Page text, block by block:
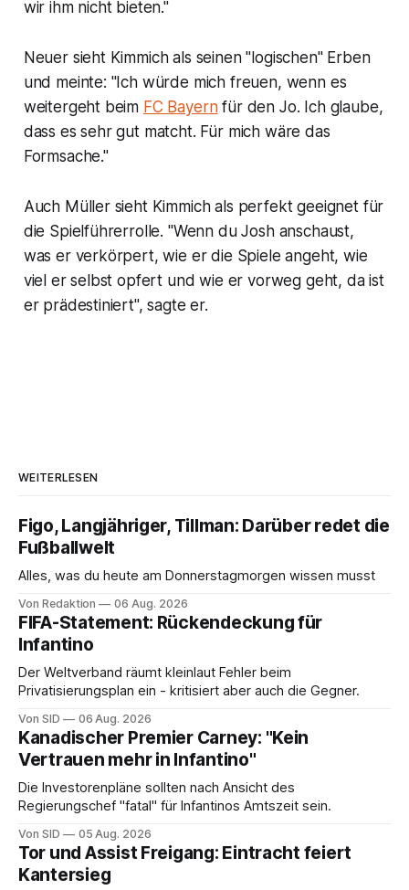
wir ihm nicht bieten."
Neuer sieht Kimmich als seinen "logischen" Erben
und meinte: "Ich würde mich freuen, wenn es
weitergeht beim FC Bayernfür den Jo. Ich glaube,
dass es sehr gut matcht. Für mich wäre das
Formsache."
Auch Müller sieht Kimmich als perfekt geeignet für
die Spielführerrolle. "Wenn du Josh anschaust,
was er verkörpert, wie er die Spiele angeht, wie
viel er selbst opfert und wie er vorweg geht, da ist
er prädestiniert", sagte er.
WEITERLESEN
Figo, Langjähriger, Tillman: Darüber redet die
Fußballwelt
Alles, was du heute am Donnerstagmorgen wissen musst
Von Redaktion 06 Aug. 2026
FIFA-Statement: Rückendeckung für
Infantino
Der Weltverband räumt kleinlaut Fehler beim
Privatisierungsplan ein - kritisiert aber auch die Gegner.
Von SID 06 Aug. 2026
Kanadischer Premier Carney: "Kein
Vertrauen mehr in Infantino"
Die Investorenpläne sollten nach Ansicht des
Regierungschef "fatal" für Infantinos Amtszeit sein.
Von SID 05 Aug. 2026
Tor und Assist Freigang: Eintracht feiert
Kantersieg